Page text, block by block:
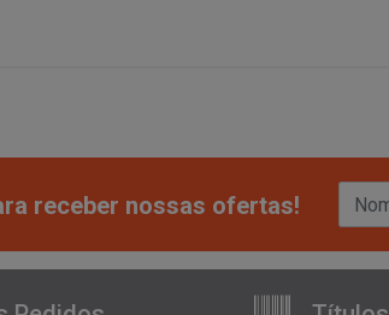
receber nossas ofertas!